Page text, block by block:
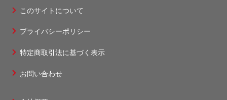
ッ
タ
2
このサイトについて
プライバシーポリシー
特定商取引法に基づく表示
お問い合わせ